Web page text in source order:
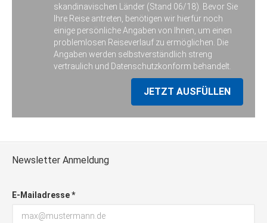
Zustieg / Haltestelle
Haselünne, ZOB, Adresse: 49740
Haselünne, Bahnhofstrasse
Zustieg / Haltestelle
Heidmühle, Bahnhof, Adresse: 26419
Schortens, Alte Ladestrasse
Bahnhof
Leer, Bahnhof/ZOB, Adresse: 26789 Leer,
skandinavischen Länder (Stand 06/18). Bevor Sie
Ihre Reise antreten, benötigen wir hierfür noch
einige persönliche Angaben von Ihnen, um einen
problemlosen Reiseverlauf zu ermöglichen. Die
Angaben werden selbstverständlich streng
vertraulich und Datenschutzkonform behandelt.
JETZT AUSFÜLLEN
Newsletter Anmeldung
E-Mailadresse *